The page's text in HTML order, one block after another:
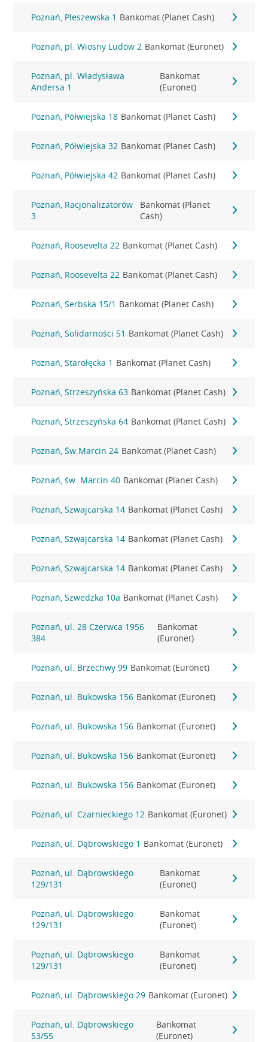
Poznań, Pleszewska 1 Bankomat (Planet Cash)
Poznań, pl. Wiosny Ludów 2 Bankomat (Euronet)
Poznań, pl. Władysława
Andersa 1
Bankomat
(Euronet)
Poznań, Półwiejska 18 Bankomat (Planet Cash)
Poznań, Półwiejska 32 Bankomat (Planet Cash)
Poznań, Półwiejska 42 Bankomat (Planet Cash)
Poznań, Racjonalizatorów
3
Bankomat (Planet
Cash)
Poznań, Roosevelta 22 Bankomat (Planet Cash)
Poznań, Roosevelta 22 Bankomat (Planet Cash)
Poznań, Serbska 15/1 Bankomat (Planet Cash)
Poznań, Solidarności 51 Bankomat (Planet Cash)
Poznań, Starołęcka 1 Bankomat (Planet Cash)
Poznań, Strzeszyńska 63 Bankomat (Planet Cash)
Poznań, Strzeszyńska 64 Bankomat (Planet Cash)
Poznań, Św.Marcin 24 Bankomat (Planet Cash)
Poznań, św. Marcin 40 Bankomat (Planet Cash)
Poznań, Szwajcarska 14 Bankomat (Planet Cash)
Poznań, Szwajcarska 14 Bankomat (Planet Cash)
Poznań, Szwajcarska 14 Bankomat (Planet Cash)
Poznań, Szwedzka 10a Bankomat (Planet Cash)
Poznań, ul. 28 Czerwca 1956
384
Bankomat
(Euronet)
Poznań, ul. Brzechwy 99 Bankomat (Euronet)
Poznań, ul. Bukowska 156 Bankomat (Euronet)
Poznań, ul. Bukowska 156 Bankomat (Euronet)
Poznań, ul. Bukowska 156 Bankomat (Euronet)
Poznań, ul. Bukowska 156 Bankomat (Euronet)
Poznań, ul. Czarnieckiego 12 Bankomat (Euronet)
Poznań, ul. Dąbrowskiego 1 Bankomat (Euronet)
Poznań, ul. Dąbrowskiego
129/131
Bankomat
(Euronet)
Poznań, ul. Dąbrowskiego
129/131
Bankomat
(Euronet)
Poznań, ul. Dąbrowskiego
129/131
Bankomat
(Euronet)
Poznań, ul. Dąbrowskiego 29 Bankomat (Euronet)
Poznań, ul. Dąbrowskiego
53/55
Bankomat
(Euronet)